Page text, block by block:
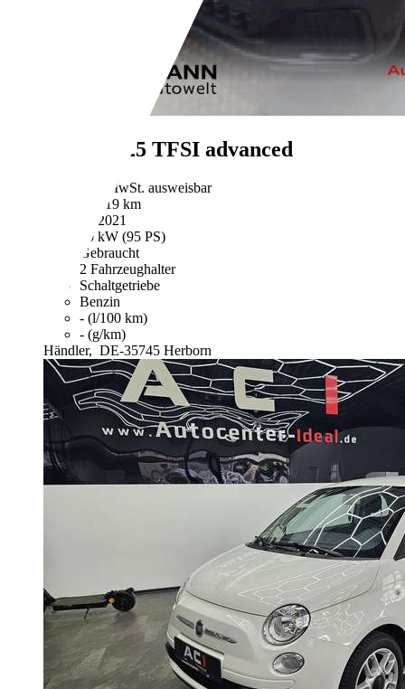
25 TFSI advanced
MwSt. ausweisbar
39.919 km
04/2021
70 kW (95 PS)
Gebraucht
2 Fahrzeughalter
Schaltgetriebe
Benzin
- (l/100 km)
- (g/km)
Händler, DE-35745 Herborn